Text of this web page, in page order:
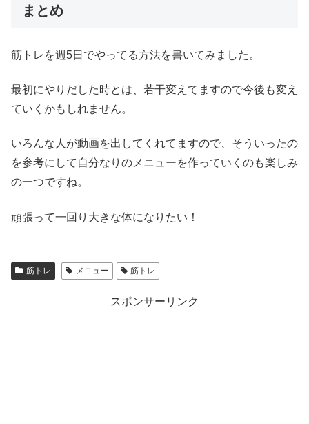
まとめ
筋トレを週5日でやってる方法を書いてみました。
最初にやりだした時とは、若干変えてますので今後も変え
ていくかもしれません。
いろんな人が動画を出してくれてますので、そういったの
を参考にして自分なりのメニューを作っていくのも楽しみ
の一つですね。
頑張って一回り大きな体になりたい！
筋トレ メニュー 筋トレ
スポンサーリンク